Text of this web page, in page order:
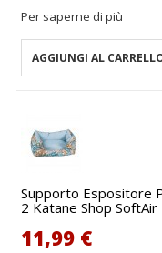
Per saperne di più
AGGIUNGI AL
Supporto Espositore
2 Katane Shop SoftAir
11,99 €